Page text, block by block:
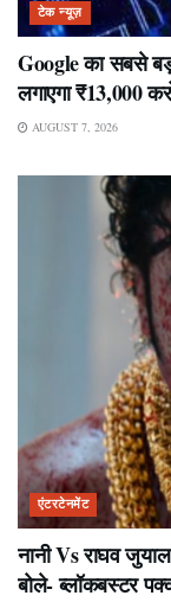
टेक न्यूज़
Google का सबसे
लगाएगा ₹13,000
AUGUST 7, 2026
एंटरटेनमेंट
नानी Vs राघव
बोले- ब्लॉकबस्टर